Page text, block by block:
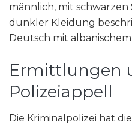
männlich, mit
dunkler Kleidung
Deutsch mit
Ermittlungen
Polizeiappell
Die Kriminalpolizei hat